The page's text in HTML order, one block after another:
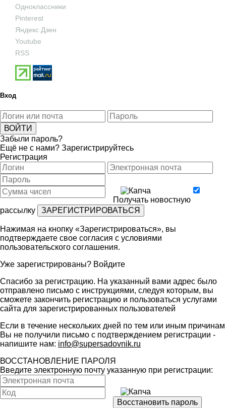
Одноклассники
Pinterest
Яндекс Дзен
Youtube
RSS
Вход
Забыли пароль?
Ещё не с нами? Зарегистрируйтесь
Регистрация
Получать новостную
рассылку
Нажимая на кнопку «Зарегистрироваться», вы
подтверждаете свое согласия с условиями
пользовательского соглашения.
Уже зарегистрированы? Войдите
Спасибо за регистрацию. На указанный вами адрес было
отправлено письмо с инструкциями, следуя которым, вы
сможете закончить регистрацию и пользоваться услугами
сайта для зарегистрированных пользователей
Если в течение нескольких дней по тем или иным причинам
Вы не получили письмо с подтверждением регистрации -
напишите нам: info@supersadovnik.ru
ВОССТАНОВЛЕНИЕ ПАРОЛЯ
Введите электронную почту указанную при регистрации: